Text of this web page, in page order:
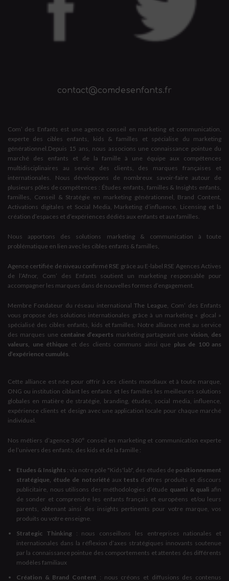
contact@comdesenfants.fr
Com’ des Enfants est une agence conseil en marketing et communication,
experte des cibles enfants, kids & familles et spécialise du marketing
générationnel.Depuis 15 ans, nous associons une connaissance pointue du
marché des enfants et de la famille à une équipe aux compétences
multidisciplinaires au service des clients, des marques françaises et
internationales. Nous développons de nombreux savoir-faire autour de
plusieurs pôles de compétences : Études enfants, familles & Insights enfants,
familles, Conseil & Stratégie en marketing générationnel, Brand Content,
Activations digitales et Social Media, Marketing d’influence, Licensing et la
création d’espaces et d’expériences dédiés aux enfants et aux familles.
Nous apportons des solutions marketing & communication à toute
problématique en lien avec les cibles enfants & familles,
Agence certifiée de niveau confirmé RSE grâce au E-label RSE Agences Actives
de l’Afnor, Com’ des Enfants soutient un marketing responsable pour
accompagner les marques dans de nouvelles formes d’engagement.
Membre Fondateur du réseau internationalThe League, Com’ des Enfants
vous propose des solutions internationales grâce à un marketing « glocal »
spécialisé des cibles enfants, kids et familles. Notre alliance met au service
des marques une centaine d’experts marketing partageant une vision, des
valeurs, une éthique et des clients communs ainsi que plus de 100 ans
d’expérience cumulés.
Cette alliance est née pour offrir à ces clients mondiaux et à toute marque,
ONG ou institution ciblant les enfants et les familles les meilleures solutions
globales en matière de stratégie, branding, études, social media, influence,
expérience clients et design avec une application locale pour chaque marché
individuel.
Nos métiers d’agence 360° conseil en marketing et communication experte
de l’univers des enfants, des kids et de la famille :
Etudes & Insights : via notre pôle "Kids'lab", des études de positionnement
stratégique, étude de notoriété auxtests d’offres produits et discours
publicitaire, nous utilisons des méthodologies d’étude quanti & quali afin
de sonder et comprendre les enfants français et européens et/ou leurs
parents, obtenant ainsi des insights pertinents pour votre marque, vos
produits ou votre enseigne.
Strategic Thinking: nous conseillons les entreprises nationales et
internationales dans la réflexion d’axes stratégiques innovants soutenue
par la connaissance pointue des comportements et attentes des différents
modèles familiaux
Création & Brand Content : nous créons et diffusions des contenus